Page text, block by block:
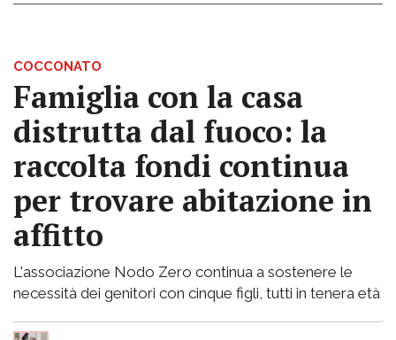
COCCONATO
Famiglia con la casa
distrutta dal fuoco: la
raccolta fondi continua
per trovare abitazione in
affitto
L'associazione Nodo Zero continua a sostenere le
necessità dei genitori con cinque figli, tutti in tenera età